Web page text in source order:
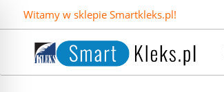
Witamy w sklepie Smartkleks.pl!